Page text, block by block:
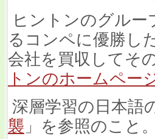
ヒントンのグルー
るコンペに優勝し
会社を買収してそ
トンのホームペー
深層学習の日本語
襲 」を参照のこと。